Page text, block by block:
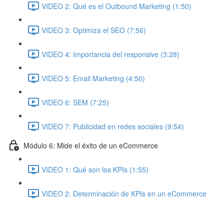
VIDEO 2: Qué es el Outbound Marketing (1:50)
VIDEO 3: Optimiza el SEO (7:56)
VIDEO 4: Importancia del responsive (3:28)
VIDEO 5: Email Marketing (4:50)
VIDEO 6: SEM (7:25)
VIDEO 7: Publicidad en redes sociales (9:54)
Módulo 6: Mide el éxito de un eCommerce
VIDEO 1: Qué son los KPIs (1:55)
VIDEO 2: Determinación de KPIs en un eCommerce